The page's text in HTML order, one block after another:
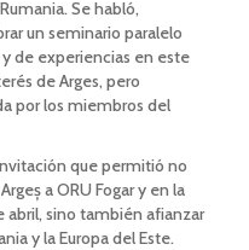
Se habló,
un seminario paralelo
de experiencias en este
de Arges, pero
por los miembros del
que permitió no
a ORU Fogar y en la
abril, sino también afianzar
y la Europa del Este.